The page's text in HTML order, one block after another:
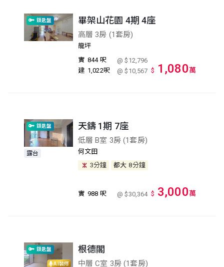
鎖匙盤 畢架山花園 4期 4座
高層 3房 (1套房)
龍坪
實 844 呎
@ $12,796
建 1,022呎 @ $10,567 $ 1,080萬
鎖匙盤
露台
天鑄 1期 7座
低層 B室 3房 (1套房)
何文田
3分鐘
都大 8分鐘
實 988 呎 @ $30,364 $ 3,000萬
AI裝修
鎖匙盤 根德閣
中層 C室 3房 (1套房)